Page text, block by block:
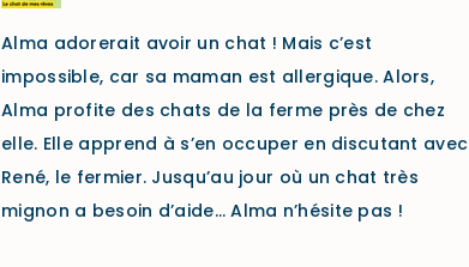
Alma adorerait avoir un chat ! Mais c’est
impossible, car sa maman est allergique. Alors,
Alma profite des chats de la ferme près de chez
elle. Elle apprend à s’en occuper en discutant avec
René, le fermier. Jusqu’au jour où un chat très
mignon a besoin d’aide… Alma n’hésite pas !